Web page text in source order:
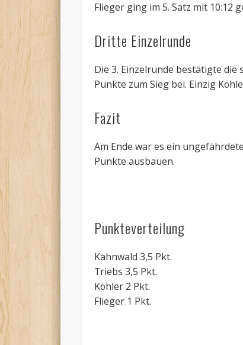
Flieger ging im 5. Satz mit 10:12
Dritte Einzelrunde
Die 3. Einzelrunde bestätigte
Punkte zum Sieg bei. Einzig
Fazit
Am Ende war es ein
Punkte ausbauen.
Punkteverteilung
Kahnwald 3,5 Pkt.
Triebs 3,5 Pkt.
Köhler 2 Pkt.
Flieger 1 Pkt.